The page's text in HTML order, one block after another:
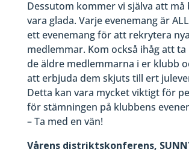
Dessutom kommer vi själva att må
vara glada. Varje evenemang är
ett evenemang för att rekrytera nya
medlemmar. Kom också ihåg att
de äldre medlemmarna i er klubb
att erbjuda dem skjuts till ert
Detta kan vara mycket viktigt för
för stämningen på klubbens
– Ta med en vän!
Vårens distriktskonferens,